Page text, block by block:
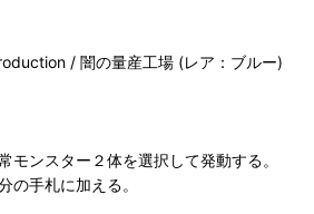
/ 闇の量産工場 (レア：ブルー)
モンスター２体を選択して発動する。
の手札に加える。